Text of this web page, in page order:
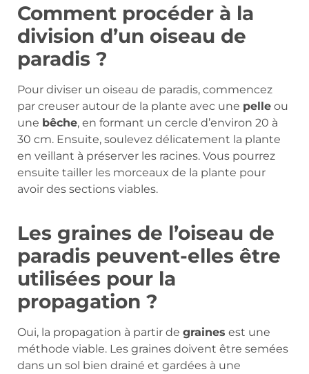
Comment procéder à la
division d’un oiseau de
paradis ?
Pour diviser un oiseau de paradis, commencez
par creuser autour de la plante avec une pelle ou
une bêche, en formant un cercle d’environ 20 à
30 cm. Ensuite, soulevez délicatement la plante
en veillant à préserver les racines. Vous pourrez
ensuite tailler les morceaux de la plante pour
avoir des sections viables.
Les graines de l’oiseau de
paradis peuvent-elles être
utilisées pour la
propagation ?
Oui, la propagation à partir de graines est une
méthode viable. Les graines doivent être semées
dans un sol bien drainé et gardées à une